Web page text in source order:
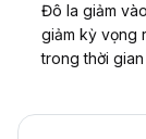
Đô la giảm
giảm kỳ vọng
trong thời gian